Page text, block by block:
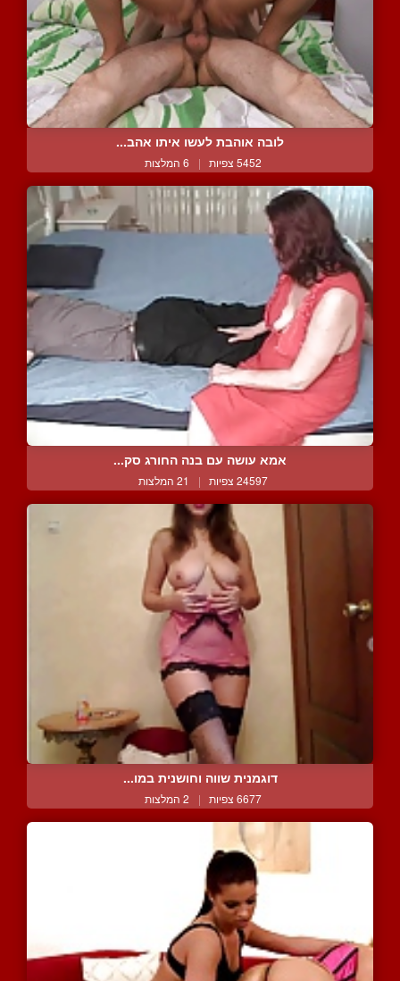
לובה אוהבת לעשו איתו אהב...
5452 צפיות | 6 המלצות
אמא עושה עם בנה החורג סק...
24597 צפיות | 21 המלצות
דוגמנית שווה וחושנית במו...
6677 צפיות | 2 המלצות